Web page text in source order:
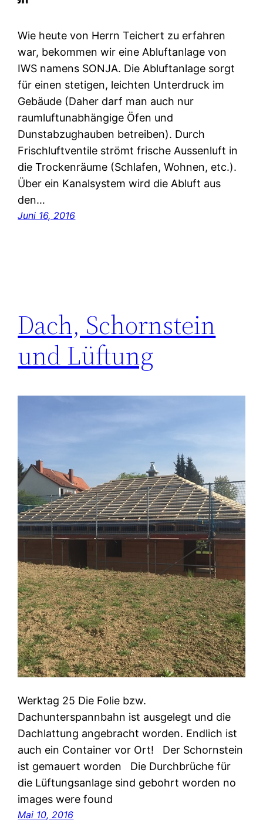
Wie heute von Herrn Teichert zu erfahren
war, bekommen wir eine Abluftanlage von
IWS namens SONJA. Die Abluftanlage sorgt
für einen stetigen, leichten Unterdruck im
Gebäude (Daher darf man auch nur
raumluftunabhängige Öfen und
Dunstabzughauben betreiben). Durch
Frischluftventile strömt frische Aussenluft in
die Trockenräume (Schlafen, Wohnen, etc.).
Über ein Kanalsystem wird die Abluft aus
den…
Juni 16, 2016
Dach, Schornstein
und Lüftung
Werktag 25 Die Folie bzw.
Dachunterspannbahn ist ausgelegt und die
Dachlattung angebracht worden. Endlich ist
auch ein Container vor Ort! Der Schornstein
ist gemauert worden Die Durchbrüche für
die Lüftungsanlage sind gebohrt worden no
images were found
Mai 10, 2016